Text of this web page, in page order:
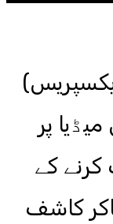
پر
کرنے کے
کاشف